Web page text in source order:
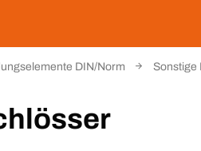
DIN/Norm Sonstige